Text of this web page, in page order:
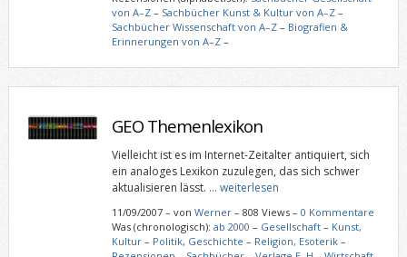
von A–Z– Sachbücher Kunst & Kultur von A–Z–
Sachbücher Wissenschaft von A–Z– Biografien &
Erinnerungen von A–Z–
GEO Themenlexikon
Vielleicht ist es im Internet-Zeitalter antiquiert, sich
ein analoges Lexikon zuzulegen, das sich schwer
aktualisieren lässt. … weiterlesen
11/09/2007– von Werner– 808 Views – 0 Kommentare
Was (chronologisch): ab 2000 – Gesellschaft– Kunst,
Kultur– Politik, Geschichte – Religion, Esoterik–